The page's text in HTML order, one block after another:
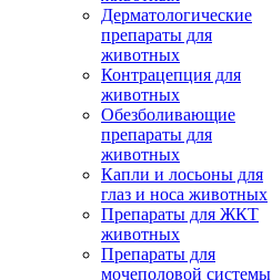
Дерматологические
препараты для
животных
Контрацепция для
животных
Обезболивающие
препараты для
животных
Капли и лосьоны для
глаз и носа животных
Препараты для ЖКТ
животных
Препараты для
мочеполовой системы